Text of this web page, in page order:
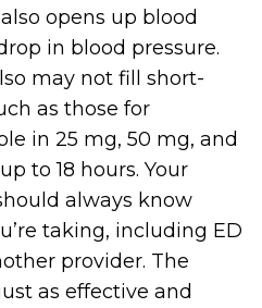
opens up blood
in blood pressure.
may not fill short-
as those for
in 25 mg, 50 mg, and
to 18 hours. Your
always know
taking, including ED
provider. The
as effective and